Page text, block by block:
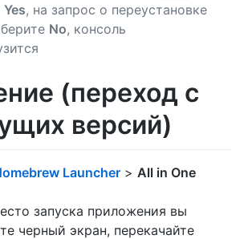
Yes, на запрос о переустановке
No, консоль
(переход с
версий)
Launcher > All in One
запуска приложения вы
черный экран, перекачайте